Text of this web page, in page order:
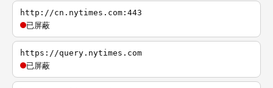
http://cn.nytimes.com:443
已屏蔽
https://query.nytimes.com
已屏蔽